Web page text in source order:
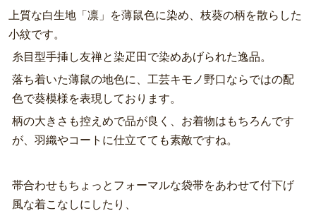
上質な白生地「凛」を薄鼠色に染め、枝葵の柄を散らした
小紋です。
糸目型手挿し友禅と染疋田で染めあげられた逸品。
落ち着いた薄鼠の地色に、工芸キモノ野口ならではの配
色で葵模様を表現しております。
柄の大きさも控えめで品が良く、お着物はもちろんです
が、羽織やコートに仕立てても素敵ですね。
帯合わせもちょっとフォーマルな袋帯をあわせて付下げ
風な着こなしにしたり、